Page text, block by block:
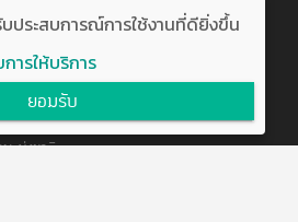
แห่งชาติ
ประสบการณ์การใช้งานที่ดียิ่งขึ้น
ารให้บริการ
ยอมรับ